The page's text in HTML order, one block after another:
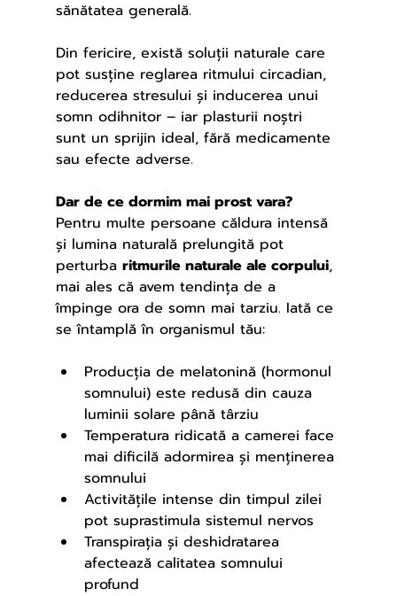
sănătatea generală.
Din fericire, există soluții naturale care
pot susține reglarea ritmului circadian,
reducerea stresului și inducerea unui
somn odihnitor – iar plasturii noştri
sunt un sprijin ideal, fără medicamente
sau efecte adverse.
Dar de ce dormim mai prost vara?
Pentru multe persoane căldura intensă
și lumina naturală prelungită pot
perturba ritmurile naturale ale corpului,
mai ales că avem tendinţa de a
împinge ora de somn mai tarziu. Iată ce
se întamplă în organismul tău:
Producția de melatonină (hormonul
somnului) este redusă din cauza
luminii solare până târziu
Temperatura ridicată a camerei face
mai dificilă adormirea și menținerea
somnului
Activitățile intense din timpul zilei
pot suprastimula sistemul nervos
Transpirația și deshidratarea
afectează calitatea somnului
profund